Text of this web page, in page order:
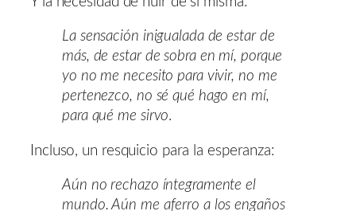
La sensación inigualada de estar de
más, de estar de sobra en mí, porque
yo no me necesito para vivir, no me
pertenezco, no sé qué hago en mí,
para qué me sirvo.
Incluso, un resquicio para la esperanza:
Aún no rechazo íntegramente el
mundo. Aún me aferro a los engaños